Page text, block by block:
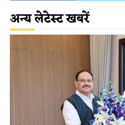
अन्य लेटेस्ट खबरें